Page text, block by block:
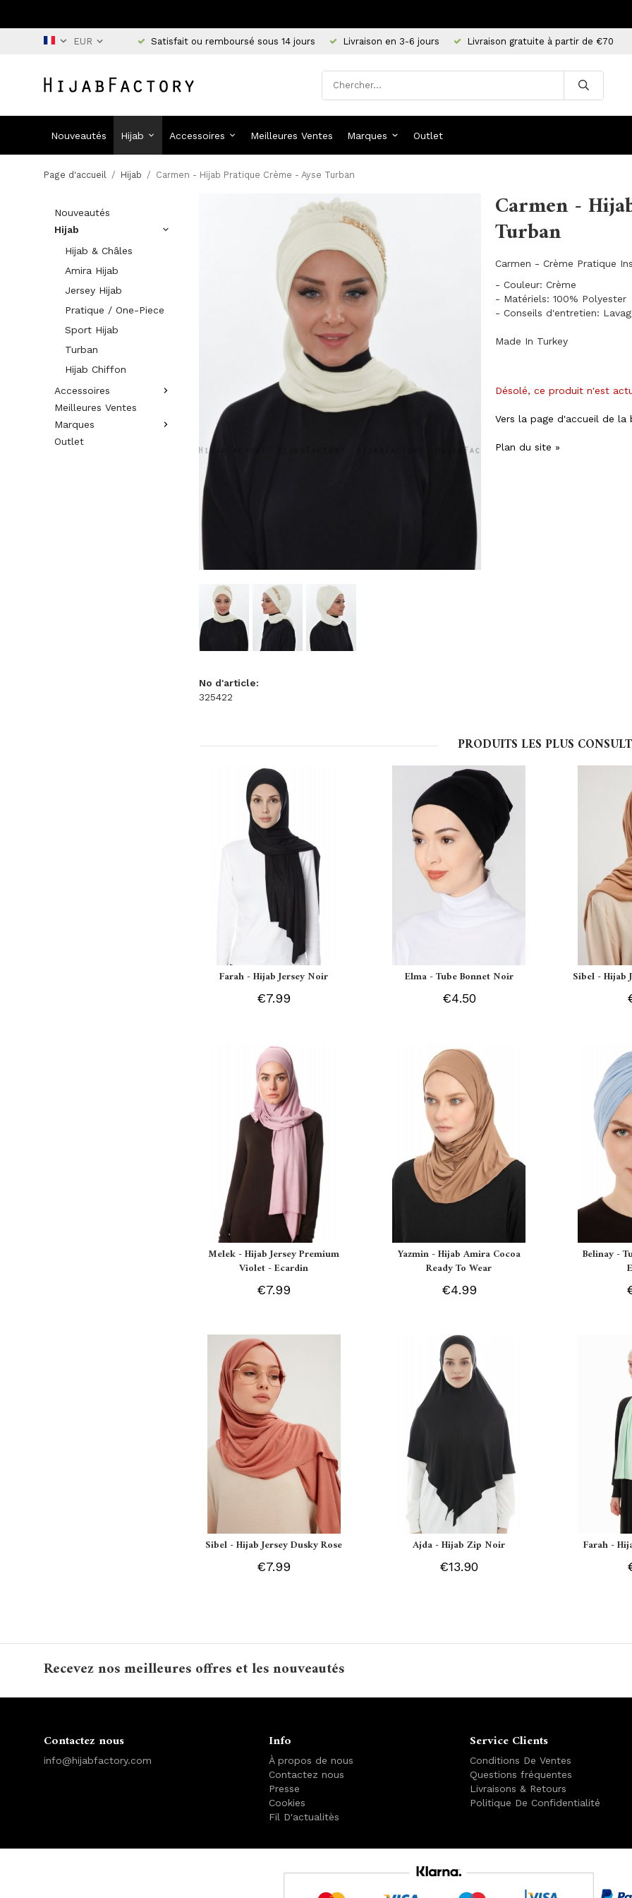
Satisfait ou remboursé sous 14 jours Livraison en 3-6 jours Livraison gratuite à partir de €70
Nouveautés Hijab Accessoires Meilleures Ventes Marques Outlet
Page d'accueil / Hijab / Carmen - Hijab Pratique Crème - Ayse Turban
Nouveautés
Hijab
Hijab & Châles
Amira Hijab
Jersey Hijab
Pratique / One-Piece
Sport Hijab
Turban
Hijab Chiffon
Accessoires
Meilleures Ventes
Marques
Outlet
Carmen -
Turban
Carmen - Crème Pratique
- Couleur: Crème
- Matériels: 100% Polyester
- Conseils d'entretien:
Made In Turkey
Désolé, ce produit n'est
Vers la page d'accueil de la
Plan du site »
No d'article:
325422
PRODUITS LES PLUS
Farah - Hijab Jersey Noir
€7.99
Elma - Tube Bonnet Noir
€4.50
Sibel - Hijab
Melek - Hijab Jersey Premium
Violet - Ecardin
€7.99
Yazmin - Hijab Amira Cocoa
Ready To Wear
€4.99
Belinay -
Sibel - Hijab Jersey Dusky Rose
€7.99
Ajda - Hijab Zip Noir
€13.90
Farah -
Recevez nos meilleures offres et les nouveautés
Contactez nous
info@hijabfactory.com
Info
À propos de nous
Contactez nous
Presse
Cookies
Fil D'actualitès
Service Clients
Conditions De Ventes
Questions fréquentes
Livraisons & Retours
Politique De Confidentialité